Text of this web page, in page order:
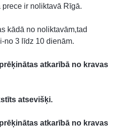
ir noliktavā Rīgā.
kādā no noliktavām,tad
no 3 līdz 10 dienām.
atkarībā no kravas
atsevišķi.
atkarībā no kravas